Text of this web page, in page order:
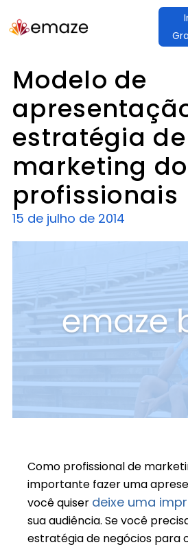
Modelo de
estratégia de
marketing
profissionais
15 de julho de 2014
Como profissional de
importante fazer uma
você quiser deixe uma
sua audiência. Se você
estratégia de negócios para